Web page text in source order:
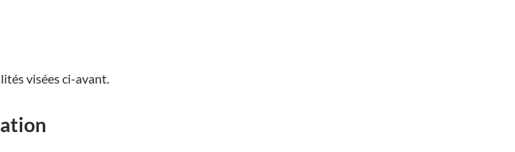
visées ci-avant.